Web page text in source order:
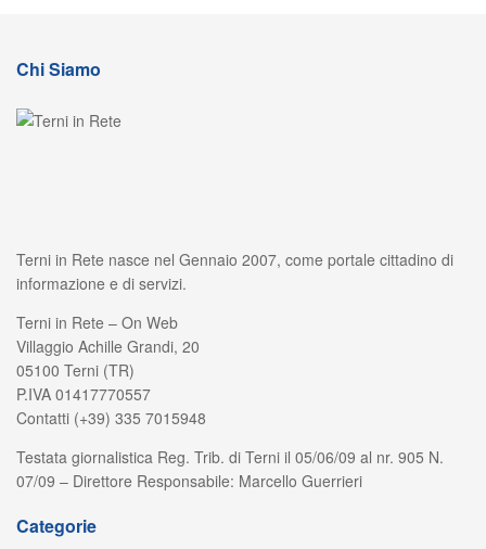
Chi Siamo
Terni in Rete nasce nel Gennaio 2007, come portale cittadino di
informazione e di servizi.
Terni in Rete – On Web
Villaggio Achille Grandi, 20
05100 Terni (TR)
P.IVA 01417770557
Contatti (+39) 335 7015948
Testata giornalistica Reg. Trib. di Terni il 05/06/09 al nr. 905 N.
07/09 – Direttore Responsabile: Marcello Guerrieri
Categorie